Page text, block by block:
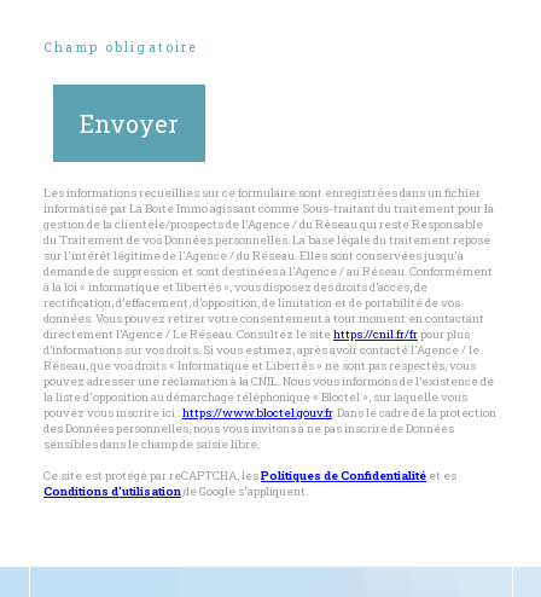
* Champ obligatoire
Envoyer
Les informations recueillies sur ce formulaire sont enregistrées dans un fichier
informatisé par La Boite Immo agissant comme Sous-traitant du traitement pour la
gestion de la clientèle/prospects de l'Agence / du Réseau qui reste Responsable
du Traitement de vos Données personnelles. La base légale du traitement repose
sur l'intérêt légitime de l'Agence / du Réseau. Elles sont conservées jusqu'à
demande de suppression et sont destinées à l'Agence / au Réseau. Conformément
à la loi « informatique et libertés », vous disposez des droits d’accès, de
rectification, d’effacement, d’opposition, de limitation et de portabilité de vos
données. Vous pouvez retirer votre consentement à tout moment en contactant
directement l’Agence / Le Réseau. Consultez le sitehttps://cnil.fr/frpour plus
d’informations sur vos droits. Si vous estimez, après avoir contacté l'Agence / le
Réseau, que vos droits « Informatique et Libertés » ne sont pas respectés, vous
pouvez adresser une réclamation à la CNIL. Nous vous informons de l’existence de
la liste d'opposition au démarchage téléphonique « Bloctel », sur laquelle vous
pouvez vous inscrire ici :https://www.bloctel.gouv.fr. Dans le cadre de la protection
des Données personnelles, nous vous invitons à ne pas inscrire de Données
sensibles dans le champ de saisie libre.
Ce site est protégé par reCAPTCHA, lesPolitiques de Confidentialité et es
Conditions d'utilisationde Google s'appliquent.